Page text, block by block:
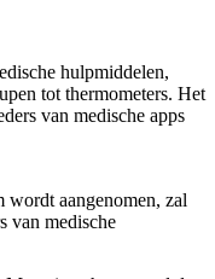
hulpmiddelen,
tot thermometers. Het
van medische apps
wordt aangenomen, zal
van medische